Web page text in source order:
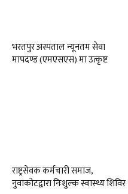
भरतपुर अस्पताल न्यूनतम सेवा
मापदण्ड (एमएसएस) मा उत्कृष्ट
राष्ट्रसेवक कर्मचारी समाज,
नुवाकोटद्वारा निःशुल्क स्वास्थ्य शिविर